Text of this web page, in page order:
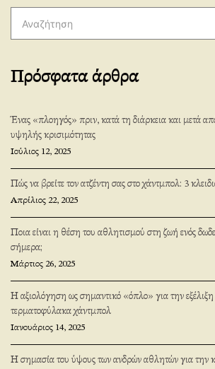
Αναζήτηση
για:
Πρόσφατα άρθρα
Ένας «πλοηγός» πριν, κατά τη διάρκεια και μετά
υψηλής κρισιμότητας
Ιούλιος 12, 2025
Πώς να βρείτε τον ατζέντη σας στο χάντμπολ: 3
Απρίλιος 22, 2025
Ποια είναι η θέση του αθλητισμού στη ζωή ενός
σήμερα;
Μάρτιος 26, 2025
Η αξιολόγηση ως σημαντικό «όπλο» για την εξέλιξη
τερματοφύλακα χάντμπολ
Ιανουάριος 14, 2025
Η σημασία του ύψους των ανδρών αθλητών για την